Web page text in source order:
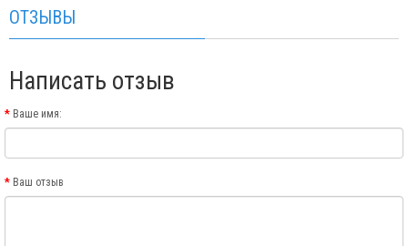
ОТЗЫВЫ
Написать отзыв
Ваше имя:
Ваш отзыв